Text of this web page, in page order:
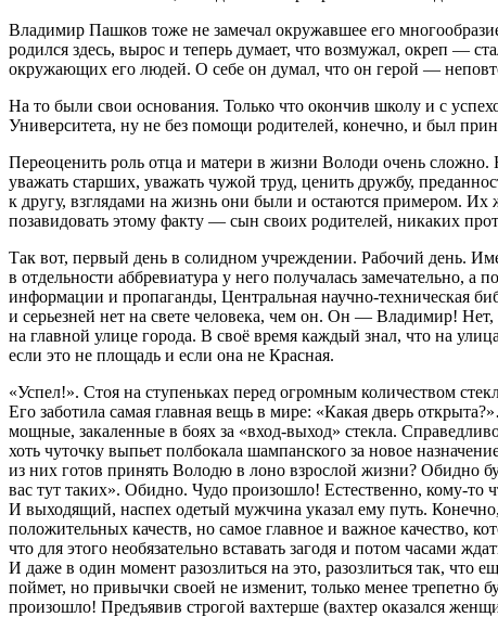
Владимир Пашков тоже не замечал окружавшее его
родился здесь, вырос и теперь думает, что возмужал, окреп —
окружающих его людей. О себе он думал, что он герой —
На то были свои основания. Только что окончив школу и с
Университета, ну не без помощи родителей, конечно, и был
Переоценить роль отца и матери в жизни Володи очень
уважать старших, уважать чужой труд, ценить дружбу,
к другу, взглядами на жизнь они были и остаются примером.
позавидовать этому факту — сын своих родителей, никаких
Так вот, первый день в солидном учреждении. Рабочий день.
в отдельности аббревиатура у него получалась замечательно,
информации и пропаганды, Центральная научно-техническая
и серьезней нет на свете человека, чем он. Он — Владимир!
на главной улице города. В своё время каждый знал, что на
если это не площадь и если она не Красная.
«Успел!». Стоя на ступеньках перед огромным количеством
Его заботила самая главная вещь в мире: «Какая дверь
мощные, закаленные в боях за «вход-выход» стекла.
хоть чуточку выпьет полбокала шампанского за новое
из них готов принять Володю в лоно взрослой жизни? Обидно
вас тут таких». Обидно. Чудо произошло! Естественно, кому-то
И выходящий, наспех одетый мужчина указал ему путь.
положительных качеств, но самое главное и важное качество,
что для этого необязательно вставать загодя и потом часами
И даже в один момент разозлиться на это, разозлиться так,
поймет, но привычки своей не изменит, только менее трепетно
произошло! Предъявив строгой вахтерше (вахтер оказался